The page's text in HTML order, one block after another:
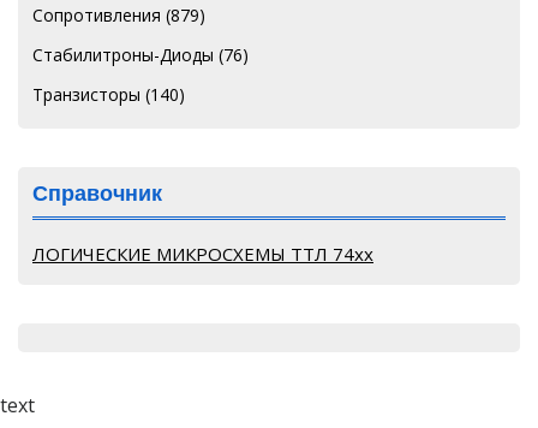
Сопротивления (879)
Стабилитроны-Диоды (76)
Транзисторы (140)
Справочник
ЛОГИЧЕСКИЕ МИКРОСХЕМЫ ТТЛ 74хх
text